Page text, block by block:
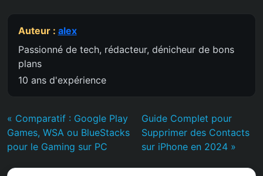
Auteur : alex
Passionné de tech, rédacteur, dénicheur de bons
plans
10 ans d'expérience
« Comparatif : Google Play
Games, WSA ou BlueStacks
pour le Gaming sur PC
Guide Complet pour
Supprimer des Contacts
sur iPhone en 2024 »